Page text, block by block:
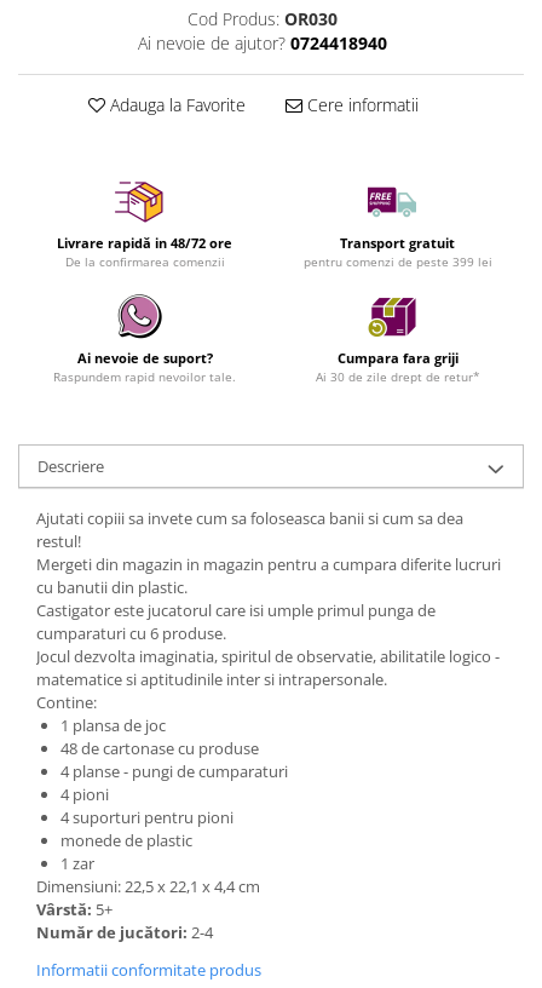
Cod Produs: OR030
Ai nevoie de ajutor? 0724418940
Adauga la Favorite Cere informatii
Livrare rapidă in 48/72 ore
De la confirmarea comenzii
Transport gratuit
pentru comenzi de peste 399 lei
Ai nevoie de suport?
Raspundem rapid nevoilor tale.
Cumpara fara griji
Ai 30 de zile drept de retur*
Descriere
Ajutati copiii sa invete cum sa foloseasca banii si cum sa dea
restul!
Mergeti din magazin in magazin pentru a cumpara diferite lucruri
cu banutii din plastic.
Castigator este jucatorul care isi umple primul punga de
cumparaturi cu 6 produse.
Jocul dezvolta imaginatia, spiritul de observatie, abilitatile logico -
matematice si aptitudinile inter si intrapersonale.
Contine:
1 plansa de joc
48 de cartonase cu produse
4 planse - pungi de cumparaturi
4 pioni
4 suporturi pentru pioni
monede de plastic
1 zar
Dimensiuni: 22,5 x 22,1 x 4,4 cm
Vârstă: 5+
Număr de jucători: 2-4
Informatii conformitate produs